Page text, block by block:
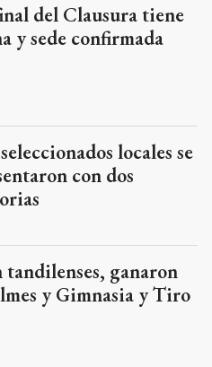
del Clausura tiene
y sede confirmada
locales se
con dos
tandilenses, ganaron
y Gimnasia y Tiro